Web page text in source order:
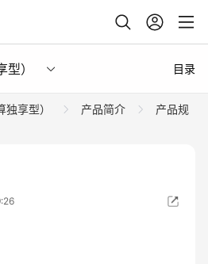
） 目录
独享型） 产品简介
产品规